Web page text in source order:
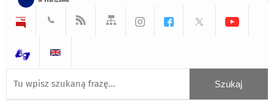
czarnymczarnymżółtym